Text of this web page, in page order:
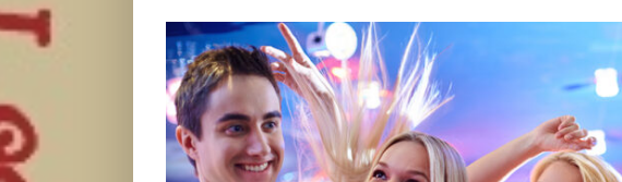
View
Larger
Image